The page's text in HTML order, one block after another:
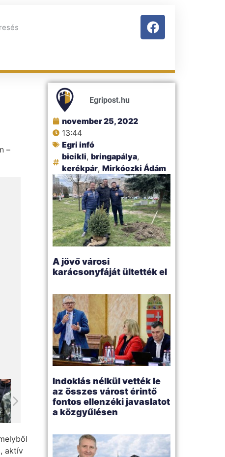
–
aktív
Egripost.hu
november 25, 2022
13:44
Egri infó
bicikli,bringapálya,
kerékpár,Mirkóczki Ádám
A jövő városi
karácsonyfáját ültették el
Indoklás nélkül vették le
az összes várost érintő
fontos ellenzéki javaslatot
a közgyűlésen